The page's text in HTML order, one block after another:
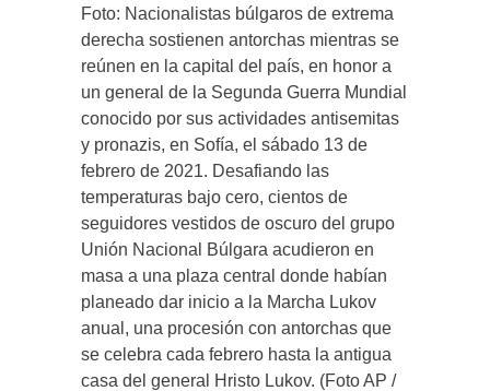
Foto: Nacionalistas búlgaros de extrema
derecha sostienen antorchas mientras se
reúnen en la capital del país, en honor a
un general de la Segunda Guerra Mundial
conocido por sus actividades antisemitas
y pronazis, en Sofía, el sábado 13 de
febrero de 2021. Desafiando las
temperaturas bajo cero, cientos de
seguidores vestidos de oscuro del grupo
Unión Nacional Búlgara acudieron en
masa a una plaza central donde habían
planeado dar inicio a la Marcha Lukov
anual, una procesión con antorchas que
se celebra cada febrero hasta la antigua
casa del general Hristo Lukov. (Foto AP /